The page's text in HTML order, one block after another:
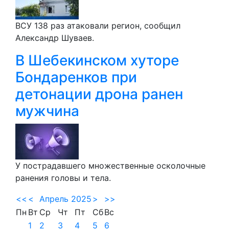
ВСУ 138 раз атаковали регион, сообщил
Александр Шуваев.
В Шебекинском хуторе
Бондаренков при
детонации дрона ранен
мужчина
У пострадавшего множественные осколочные
ранения головы и тела.
<< < Апрель 2025 >
>>
Пн Вт Ср Чт Пт СбВс
1
2 3 4 5
6